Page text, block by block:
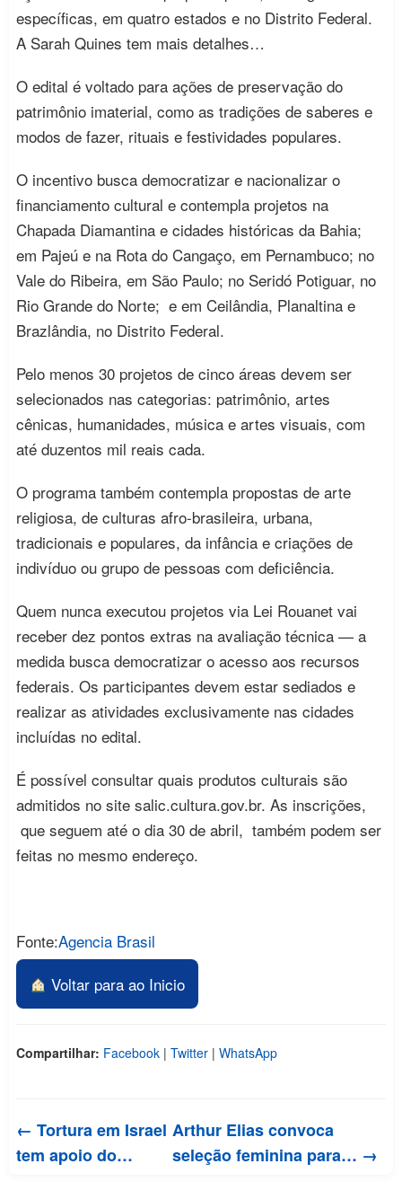
específicas, em quatro estados e no Distrito Federal.
A Sarah Quines tem mais detalhes…
O edital é voltado para ações de preservação do
patrimônio imaterial, como as tradições de saberes e
modos de fazer, rituais e festividades populares.
O incentivo busca democratizar e nacionalizar o
financiamento cultural e contempla projetos na
Chapada Diamantina e cidades históricas da Bahia;
em Pajeú e na Rota do Cangaço, em Pernambuco; no
Vale do Ribeira, em São Paulo; no Seridó Potiguar, no
Rio Grande do Norte; e em Ceilândia, Planaltina e
Brazlândia, no Distrito Federal.
Pelo menos 30 projetos de cinco áreas devem ser
selecionados nas categorias: patrimônio, artes
cênicas, humanidades, música e artes visuais, com
até duzentos mil reais cada.
O programa também contempla propostas de arte
religiosa, de culturas afro-brasileira, urbana,
tradicionais e populares, da infância e criações de
indivíduo ou grupo de pessoas com deficiência.
Quem nunca executou projetos via Lei Rouanet vai
receber dez pontos extras na avaliação técnica — a
medida busca democratizar o acesso aos recursos
federais. Os participantes devem estar sediados e
realizar as atividades exclusivamente nas cidades
incluídas no edital.
É possível consultar quais produtos culturais são
admitidos no site salic.cultura.gov.br. As inscrições,
que seguem até o dia 30 de abril, também podem ser
feitas no mesmo endereço.
Fonte:Agencia Brasil
Voltar para ao Inicio
Compartilhar: Facebook | Twitter | WhatsApp
← Tortura em Israel
tem apoio do…
Arthur Elias convoca
seleção feminina para… →